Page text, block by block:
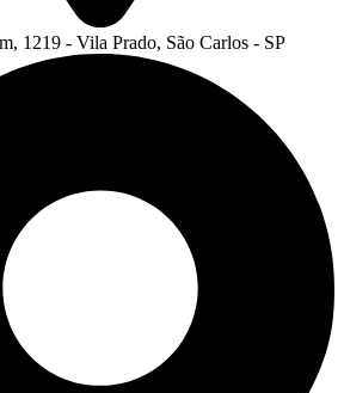
1219 - Vila Prado, São Carlos - SP